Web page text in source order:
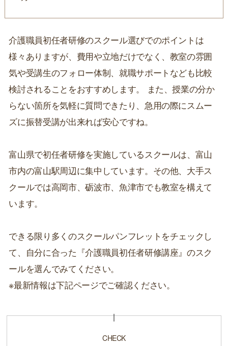
介護職員初任者研修のスクール選びでのポイントは
様々ありますが、費用や立地だけでなく、教室の雰囲
気や受講生のフォロー体制、就職サポートなども比較
検討されることをおすすめします。 また、授業の分か
らない箇所を気軽に質問できたり、急用の際にスムー
ズに振替受講が出来れば安心ですね。
富山県で初任者研修を実施しているスクールは、富山
市内の富山駅周辺に集中しています。その他、大手ス
クールでは高岡市、砺波市、魚津市でも教室を構えて
います。
できる限り多くのスクールパンフレットをチェックし
て、自分に合った『介護職員初任者研修講座』のスク
ールを選んでみてください。
※最新情報は下記ページでご確認ください。
CHECK